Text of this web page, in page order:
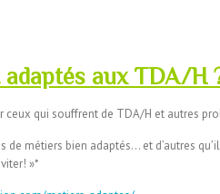
aux TDA/H
qui souffrent de TDA/H et autres
métiers bien adaptés… et d’autres
»*